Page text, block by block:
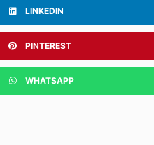
LINKEDIN
PINTEREST
WHATSAPP